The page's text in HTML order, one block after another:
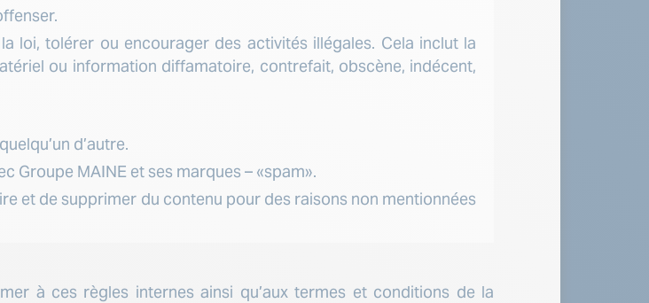
loi, tolérer ou encourager des activités illégales. Cela inclut la
ou information diffamatoire, contrefait, obscène, indécent,
d’autre.
Groupe MAINE et ses marques – «spam».
et de supprimer du contenu pour des raisons non mentionnées
à ces règles internes ainsi qu’aux termes et conditions de la